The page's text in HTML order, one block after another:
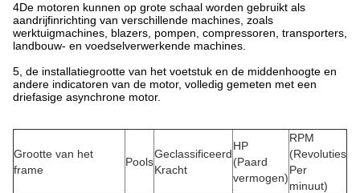
4De motoren kunnen op grote schaal worden gebruikt als
aandrijfinrichting van verschillende machines, zoals
werktuigmachines, blazers, pompen, compressoren, transporters,
landbouw- en voedselverwerkende machines.
5, de installatiegrootte van het voetstuk en de middenhoogte en
andere indicatoren van de motor, volledig gemeten met een
driefasige asynchrone motor.
Grootte van het
frame
Pools
Geclassificeerd
Kracht
HP
(Paard
vermogen)
RPM
(Revoluties
Per
minuut)